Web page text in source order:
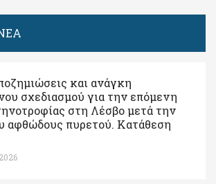
και ανάγκη
σχεδιασμού για την επόμενη
στη Λέσβο μετά την
αφθώδους πυρετού. Kατάθεση